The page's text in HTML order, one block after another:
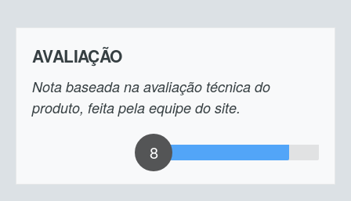
AVALIAÇÃO
Nota baseada na avaliação técnica do
produto, feita pela equipe do site.
8